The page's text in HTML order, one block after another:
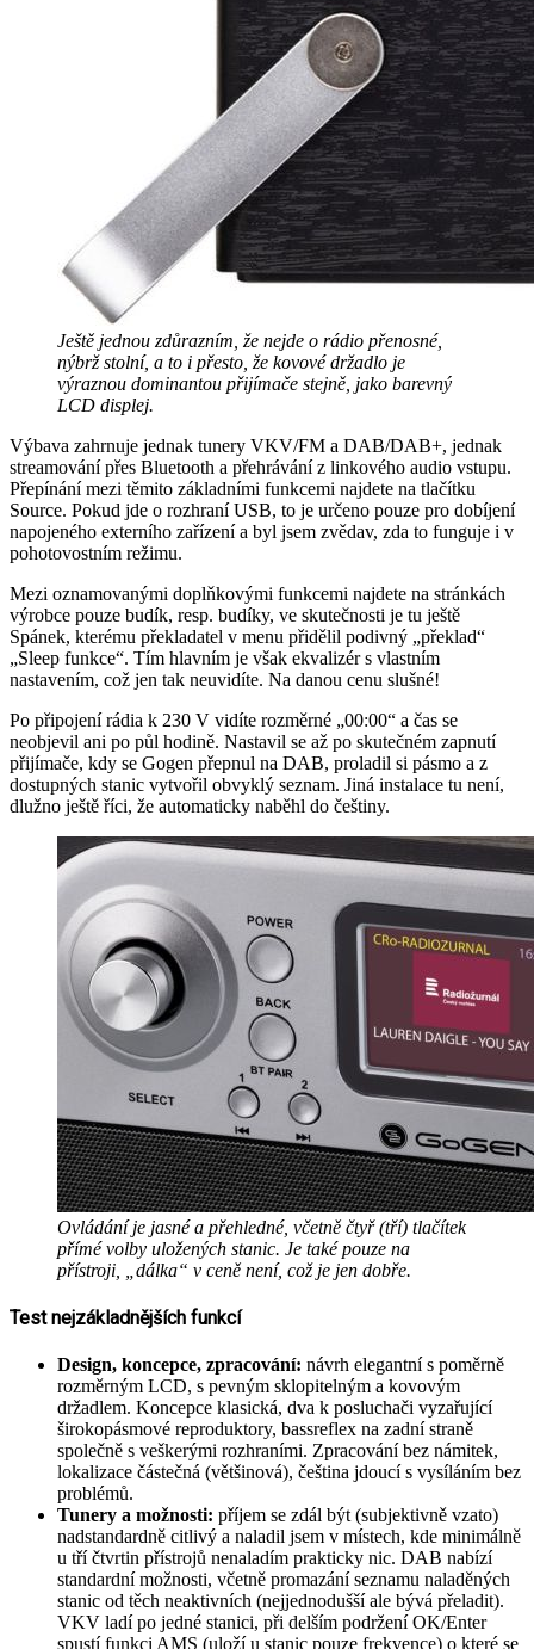
Ještě jednou zdůrazním, že nejde o rádio přenosné,
nýbrž stolní, a to i přesto, že kovové držadlo je
výraznou dominantou přijímače stejně, jako barevný
LCD displej.
Výbava zahrnuje jednak tunery VKV/FM a DAB/DAB+, jednak
streamování přes Bluetooth a přehrávání z linkového audio vstupu.
Přepínání mezi těmito základními funkcemi najdete na tlačítku
Source. Pokud jde o rozhraní USB, to je určeno pouze pro dobíjení
napojeného externího zařízení a byl jsem zvědav, zda to funguje i v
pohotovostním režimu.
Mezi oznamovanými doplňkovými funkcemi najdete na stránkách
výrobce pouze budík, resp. budíky, ve skutečnosti je tu ještě
Spánek, kterému překladatel v menu přidělil podivný „překlad“
„Sleep funkce“. Tím hlavním je však ekvalizér s vlastním
nastavením, což jen tak neuvidíte. Na danou cenu slušné!
Po připojení rádia k 230 V vidíte rozměrné „00:00“ a čas se
neobjevil ani po půl hodině. Nastavil se až po skutečném zapnutí
přijímače, kdy se Gogen přepnul na DAB, proladil si pásmo a z
dostupných stanic vytvořil obvyklý seznam. Jiná instalace tu není,
dlužno ještě říci, že automaticky naběhl do češtiny.
Ovládání je jasné a přehledné, včetně čtyř (tří) tlačítek
přímé volby uložených stanic. Je také pouze na
přístroji, „dálka“ v ceně není, což je jen dobře.
Test nejzákladnějších funkcí
Design, koncepce, zpracování: návrh elegantní s poměrně
rozměrným LCD, s pevným sklopitelným a kovovým
držadlem. Koncepce klasická, dva k posluchači vyzařující
širokopásmové reproduktory, bassreflex na zadní straně
společně s veškerými rozhraními. Zpracování bez námitek,
lokalizace částečná (většinová), čeština jdoucí s vysíláním bez
problémů.
Tunery a možnosti: příjem se zdál být (subjektivně vzato)
nadstandardně citlivý a naladil jsem v místech, kde minimálně
u tří čtvrtin přístrojů nenaladím prakticky nic. DAB nabízí
standardní možnosti, včetně promazání seznamu naladěných
stanic od těch neaktivních (nejjednodušší ale bývá přeladit).
VKV ladí po jedné stanici, při delším podržení OK/Enter
spustí funkci AMS (uloží u stanic pouze frekvence) o které se